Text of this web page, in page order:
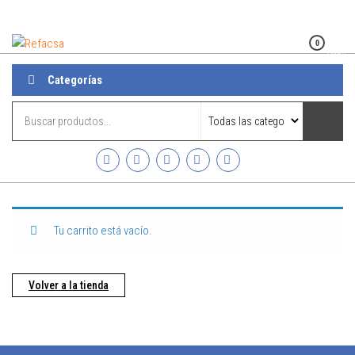
0
Menú
Categorías
Tu carrito está vacío.
Volver a la tienda